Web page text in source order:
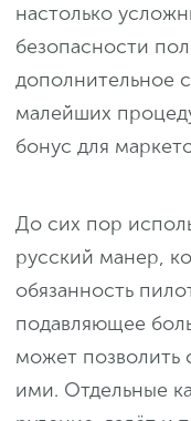
настолько
безопасности
дополнительное
малейших
бонус для
До сих пор
русский манер,
обязанность
подавляющее
может позволить
ими. Отдельные